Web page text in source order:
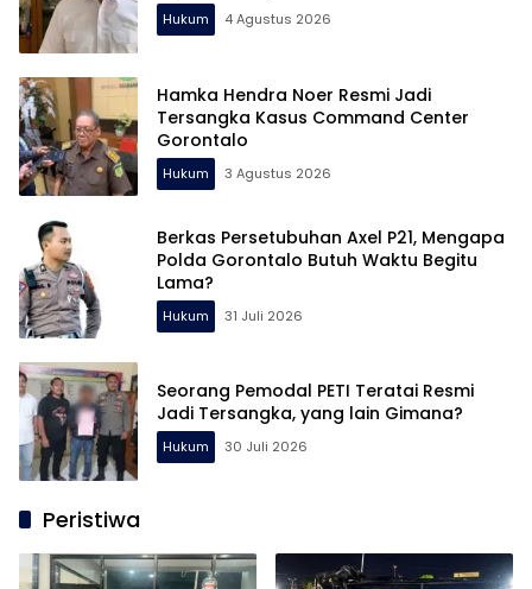
Hukum 4 Agustus 2026
Hamka Hendra Noer Resmi Jadi
Tersangka Kasus Command Center
Gorontalo
Hukum 3 Agustus 2026
Berkas Persetubuhan Axel P21, Mengapa
Polda Gorontalo Butuh Waktu Begitu
Lama?
Hukum 31 Juli 2026
Seorang Pemodal PETI Teratai Resmi
Jadi Tersangka, yang lain Gimana?
Hukum 30 Juli 2026
Peristiwa